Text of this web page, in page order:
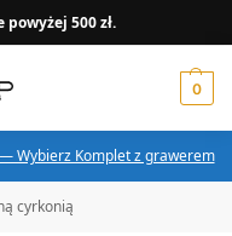
500 zł.
0
Wybierz Komplet z grawerem
cyrkonią